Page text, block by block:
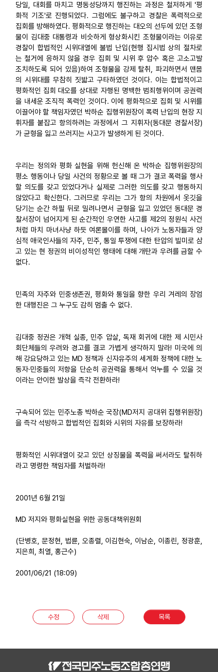
당일, 대회를 마치고 명동성당까지 행진하는 과정은 철저하게 '평
화적 기조'로 진행되었다. 그럼에도 불구하고 경찰은 폭력적으로
집회를 방해하였다. 평화적으로 행진하는 대오의 선두에 있던 조형
물이 김대중 대통령과 비슷하게 형상화시킨 조형물이라는 이유로
경찰이 합법적인 시위대열에 불법 난입(현행 집시법 상의 절차로
는 철거에 응하지 않을 경우 집회 및 시위 후 압수 혹은 고소고발
조치하도록 되어 있음)하여 조형물을 강제 탈취, 파괴하면서 맨몸
의 시위대를 무참히 짓밟고 구타하였던 것이다. 이는 합법적이고
평화적인 집회 대오를 상대로 자행된 명백한 범죄행위이며 공권력
을 내세운 조직적 폭력인 것이다. 이에 평화적으로 집회 및 시위를
이끌어야 할 책임자였던 박하순 집행위원장이 폭력 난입의 현장 지
휘자를 붙잡고 항의하려는 과정에서 그 지휘자(동대문 경찰서장)
가 균형을 잃고 쓰러지는 사고가 발생하게 된 것이다.
우리는 정의와 평화 실현을 위해 헌신해 온 박하순 집행위원장의
평소 행동이나 당일 사건의 정황으로 볼 때 그가 결코 폭력을 행사
할 의도를 갖고 있었다거나 실제로 그러한 의도를 갖고 행동하지
않았다고 확신한다. 그러므로 우리는 그가 항의 차원에서 옷깃을
당기는 순간 하필 뒤로 밀려나면서 균형을 잃고 있었던 동대문 경
찰서장이 넘어지게 된 순간적인 우연한 사고를 제2의 정원식 사건
처럼 마치 마녀사냥 하듯 여론몰이를 하며, 나아가 노동자들과 양
심적 애국인사들의 자주, 민주, 통일 투쟁에 대한 탄압의 빌미로 삼
고 있는 현 정권의 비이성적인 행태에 대해 개탄과 우려를 금할 수
없다.
민족의 자주와 민중생존권, 평화와 통일을 향한 우리 겨레의 장엄
한 대행진은 그 누구도 감히 멈출 수 없다.
김대중 정권은 개혁 실종, 민주 압살, 독재 회귀에 대한 제 시민사
회단체들의 우려와 경고를 결코 가볍게 생각하지 말라! 미국에 의
해 강요당하고 있는 MD 정책과 신자유주의 세계화 정책에 대한 노
동자·민중들의 저항을 단순히 공권력을 통해서 억누를 수 있을 것
이라는 안이한 발상을 즉각 전환하라!
구속되어 있는 민주노총 박하순 국장(MD저지 공대위 집행위원장)
을 즉각 석방하고 합법적인 집회와 시위의 자유를 보장하라!
평화적인 시위대열이 갖고 있던 상징물을 폭력을 써서라도 탈취하
라고 명령한 책임자를 처벌하라!
2001년 6월 21일
MD 저지와 평화실현을 위한 공동대책위원회
(단병호, 문정현, 법륜, 오종렬, 이김현숙, 이남순, 이종린, 정광훈,
지은희, 최열, 홍근수)
2001/06/21 (18:09)
수정 삭제 목록